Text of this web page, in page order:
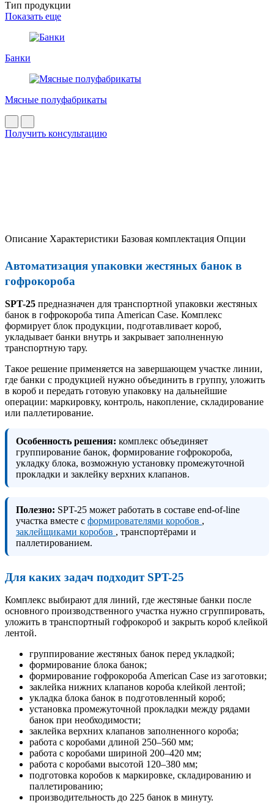
Тип продукции
Показать еще
Банки
Мясные полуфабрикаты
Получить консультацию
Описание Характеристики Базовая комплектация Опции
Автоматизация упаковки жестяных банок в
гофрокороба
SPT-25 предназначен для транспортной упаковки жестяных
банок в гофрокороба типа American Case. Комплекс
формирует блок продукции, подготавливает короб,
укладывает банки внутрь и закрывает заполненную
транспортную тару.
Такое решение применяется на завершающем участке линии,
где банки с продукцией нужно объединить в группу, уложить
в короб и передать готовую упаковку на дальнейшие
операции: маркировку, контроль, накопление, складирование
или паллетирование.
Особенность решения: комплекс объединяет
группирование банок, формирование гофрокороба,
укладку блока, возможную установку промежуточной
прокладки и заклейку верхних клапанов.
Полезно: SPT-25 может работать в составе end-of-line
участка вместе с формирователями коробов ,
заклейщиками коробов , транспортёрами и
паллетированием.
Для каких задач подходит SPT-25
Комплекс выбирают для линий, где жестяные банки после
основного производственного участка нужно сгруппировать,
уложить в транспортный гофрокороб и закрыть короб клейкой
лентой.
группирование жестяных банок перед укладкой;
формирование блока банок;
формирование гофрокороба American Case из заготовки;
заклейка нижних клапанов короба клейкой лентой;
укладка блока банок в подготовленный короб;
установка промежуточной прокладки между рядами
банок при необходимости;
заклейка верхних клапанов заполненного короба;
работа с коробами длиной 250–560 мм;
работа с коробами шириной 200–420 мм;
работа с коробами высотой 120–380 мм;
подготовка коробов к маркировке, складированию и
паллетированию;
производительность до 225 банок в минуту.